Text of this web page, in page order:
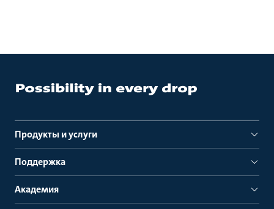
Продукты и услуги
Поддержка
Академия